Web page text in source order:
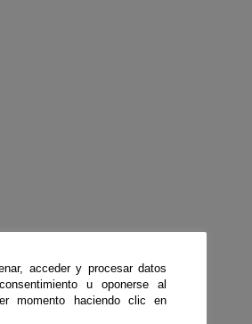
acceder y procesar datos
u oponerse al
momento haciendo clic en